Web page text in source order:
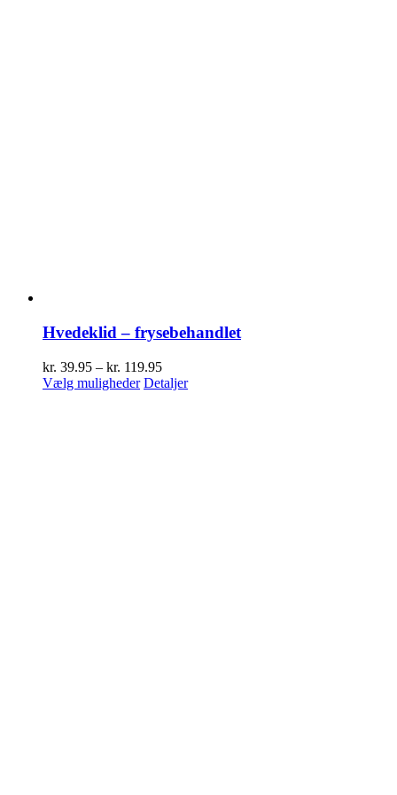
Hvedeklid – frysebehandlet
kr. 39.95 – kr. 119.95Prisinterval:
kr. 39.95
Vælg muligheder Dette
Detaljer